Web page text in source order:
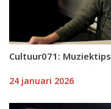
Cultuur071: Muziektips
24 januari 2026